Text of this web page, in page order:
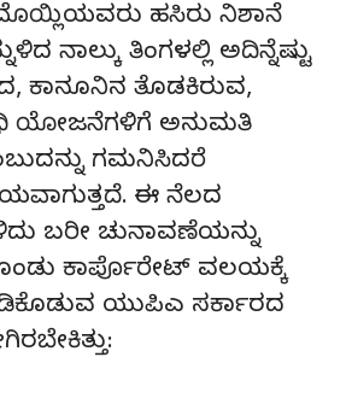
ಹಸಿರು ನಿಶಾನೆ
ನಾಲ್ಕು ತಿಂಗಳಲ್ಲಿ ಅದಿನ್ನೆಷ್ಟು
ಕಾನೂನಿನ ತೊಡಕಿರುವ,
ಯೋಜನೆಗಳಿಗೆ ಅನುಮತಿ
ಗಮನಿಸಿದರೆ
ಈ ನೆಲದ
ಬರೀ ಚುನಾವಣೆಯನ್ನು
ಕಾರ್ಪೊರೇಟ್ ವಲಯಕ್ಕೆ
ಯುಪಿಎ ಸರ್ಕಾರದ